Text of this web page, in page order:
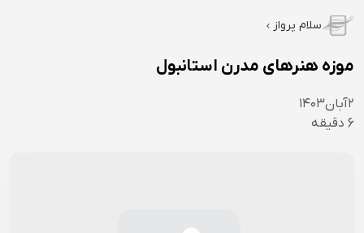
سلام پرواز
موزه هنرهای مدرن استانبول
۲آبان۱۴۰۳
6 دقیقه